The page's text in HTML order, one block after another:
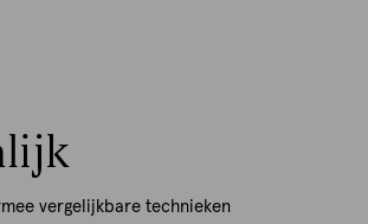
vergelijkbare technieken